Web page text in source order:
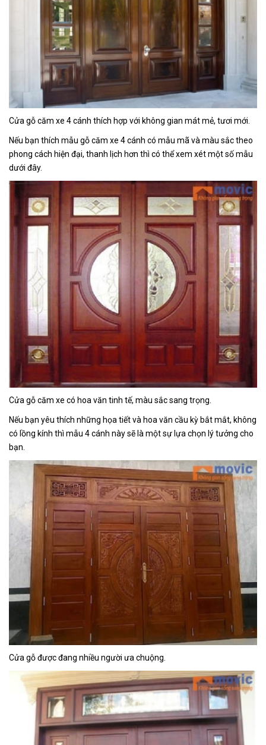
Cửa gỗ căm xe 4 cánh thích hợp với không gian mát mẻ, tươi mới.
Nếu bạn thích mẫu gỗ căm xe 4 cánh có mẫu mã và màu sắc theo
phong cách hiện đại, thanh lịch hơn thì có thể xem xét một số mẫu
dưới đây.
Cửa gỗ căm xe có hoa văn tinh tế, màu sắc sang trọng.
Nếu bạn yêu thích những họa tiết và hoa văn cầu kỳ bắt mắt, không
có lồng kính thì mẫu 4 cánh này sẽ là một sự lựa chọn lý tưởng cho
bạn.
Cửa gỗ được đang nhiều người ưa chuộng.